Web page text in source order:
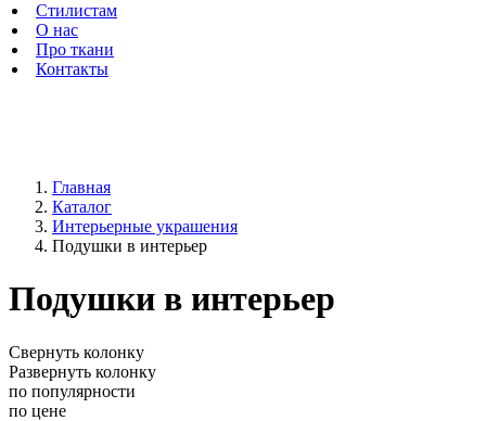
Стилистам
О нас
Про ткани
Контакты
Главная
Каталог
Интерьерные украшения
Подушки в интерьер
Подушки в интерьер
Свернуть колонку
Развернуть колонку
по популярности
по цене